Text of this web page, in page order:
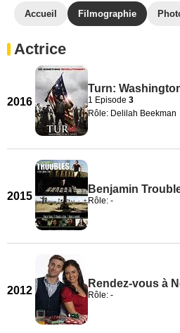
Accueil Filmographie
Actrice
2016
Turn:
1 Episode 3
Rôle: Delilah Beekman
2015
Benjamin
Rôle: -
2012
Rendez-vous à
Rôle: -